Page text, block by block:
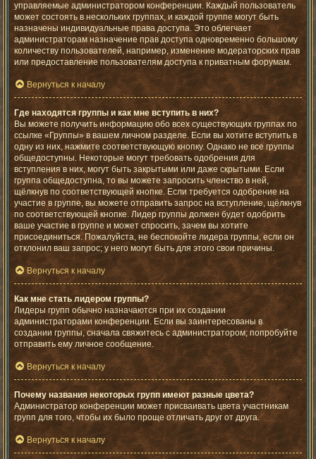
управляемые администратором конференции. Каждый пользователь
может состоять в нескольких группах, и каждой группе могут быть
назначены индивидуальные права доступа. Это облегчает
администраторам назначение прав доступа одновременно большому
количеству пользователей, например, изменение модераторских прав
или предоставление пользователям доступа к приватным форумам.
Вернуться к началу
Где находятся группы и как мне вступить в них?
Вы можете получить информацию обо всех существующих группах по
ссылке «Группы» в вашем личном разделе. Если вы хотите вступить в
одну из них, нажмите соответствующую кнопку. Однако не все группы
общедоступны. Некоторые могут требовать одобрения для
вступления в них, могут быть закрытыми или даже скрытыми. Если
группа общедоступна, то вы можете запросить членство в ней,
щёлкнув по соответствующей кнопке. Если требуется одобрение на
участие в группе, вы можете отправить запрос на вступление, щёлкнув
по соответствующей кнопке. Лидер группы должен будет одобрить
ваше участие в группе и может спросить, зачем вы хотите
присоединиться. Пожалуйста, не беспокойте лидера группы, если он
отклонил ваш запрос; у него могут быть для этого свои причины.
Вернуться к началу
Как мне стать лидером группы?
Лидеры групп обычно назначаются при их создании
администраторами конференции. Если вы заинтересованы в
создании группы, сначала свяжитесь с администратором; попробуйте
отправить ему личное сообщение.
Вернуться к началу
Почему названия некоторых групп имеют разные цвета?
Администратор конференции может присваивать цвета участникам
групп для того, чтобы их было проще отличать друг от друга.
Вернуться к началу